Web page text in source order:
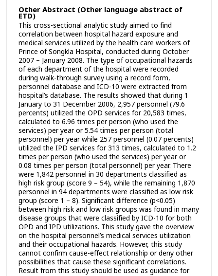
Other Abstract (Other language abstract of
ETD)
This cross-sectional analytic study aimed to find
correlation between hospital hazard exposure and
medical services utilized by the health care workers of
Prince of Songkla Hospital, conducted during October
2007 – January 2008. The type of occupational hazards
of each department of the hospital were recorded
during walk-through survey using a record form,
personnel database and ICD-10 were extracted from
hospital’s database. The results showed that during 1
January to 31 December 2006, 2,957 personnel (79.6
percents) utilized the OPD services for 20,583 times,
calculated to 6.96 times per person (who used the
services) per year or 5.54 times per person (total
personnel) per year while 257 personnel (0.07 percents)
utilized the IPD services for 313 times, calculated to 1.2
times per person (who used the services) per year or
0.08 times per person (total personnel) per year. There
were 1,842 personnel in 30 departments classified as
high risk group (score 9 – 54), while the remaining 1,870
personnel in 94 departments were classified as low risk
group (score 1 – 8). Significant difference (p<0.05)
between high risk and low risk groups was found in many
disease groups that were classified by ICD-10 for both
OPD and IPD utilizations. This study gave the overview
on the hospital personnel’s medical services utilization
and their occupational hazards. However, this study
cannot confirm cause-effect relationship or deny other
possibilities that cause these significant correlations.
Result from this study should be used as guidance for